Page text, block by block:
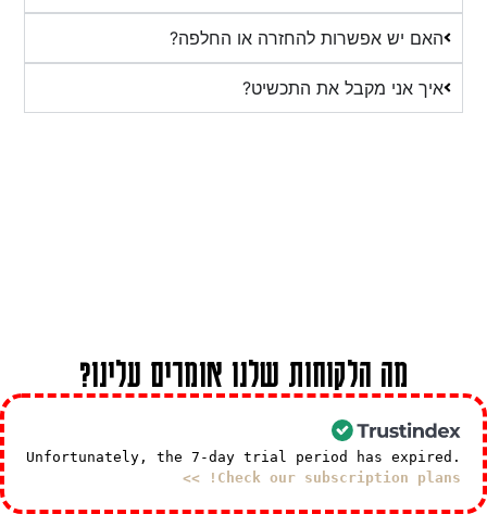
האם יש אפשרות להחזרה או החלפה?
איך אני מקבל את התכשיט?
מה הלקוחות שלנו אומרים עלינו?
Unfortunately, the 7-day trial period has expired.
Check our subscription plans! >>